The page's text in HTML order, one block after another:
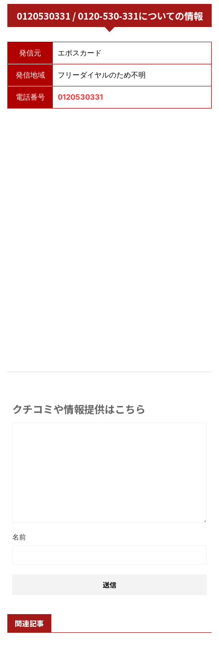
0120530331 / 0120-530-331についての情報
発信元 エポスカード
発信地域 フリーダイヤルのため不明
電話番号 0120530331
クチコミや情報提供はこちら
名前
関連記事